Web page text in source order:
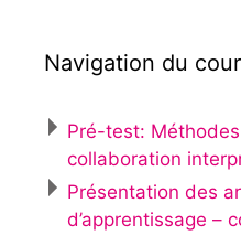
Navigation du
Pré-test:
collaboration
Présentation des
d’apprentissage –